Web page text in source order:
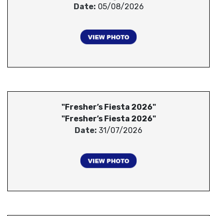
Date: 05/08/2026
"Fresher’s Fiesta 2026"
"Fresher’s Fiesta 2026"
Date: 31/07/2026